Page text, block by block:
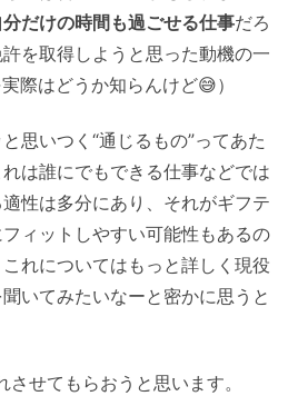
分だけの時間も過ごせる仕事だろ
を取得しようと思った動機の一
際はどうか知らんけど😅）
思いつく“通じるもの”ってあた
は誰にでもできる仕事などでは
性は多分にあり、それがギフテ
ィットしやすい可能性もあるの
れについてはもっと詳しく現役
いてみたいなーと密かに思うと
せてもらおうと思います。